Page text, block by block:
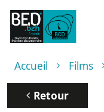
Aller au contenu
Fil
Accueil Films
Retour